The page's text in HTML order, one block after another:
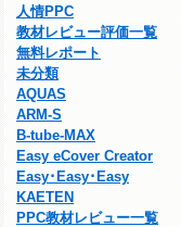
人情PPC
教材レビュー評価一覧
無料レポート
未分類
AQUAS
ARM-S
B-tube-MAX
Easy eCover Creator
Easy･Easy･Easy
KAETEN
PPC教材レビュー一覧